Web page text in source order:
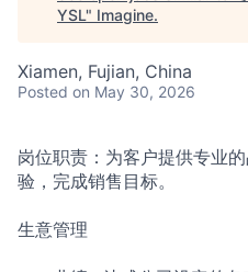
YSL" Imagine.
Xiamen, Fujian, China
Posted on May 30, 2026
岗位职责：为客户提供专业
验，完成销售目标。
生意管理